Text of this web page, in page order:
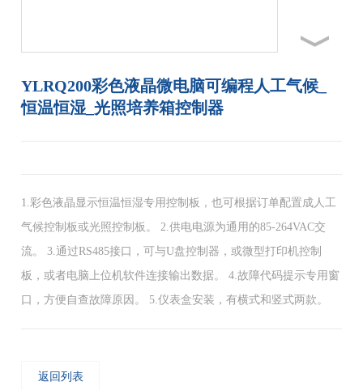
YLRQ200彩色液晶微电脑可编程人工气候_
恒温恒湿_光照培养箱控制器
1.彩色液晶显示恒温恒湿专用控制板，也可根据订单配置成人工
气候控制板或光照控制板。 2.供电电源为通用的85-264VAC交
流。 3.通过RS485接口，可与U盘控制器，或微型打印机控制
板，或者电脑上位机软件连接输出数据。 4.故障代码提示专用窗
口，方便自查故障原因。 5.仪表盒安装，有横式和竖式两款。
返回列表